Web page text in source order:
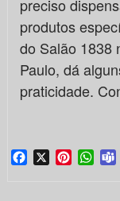
preciso
produtos
do Salão 1838
Paulo, dá
praticidade.
Facebook
X Pinterest